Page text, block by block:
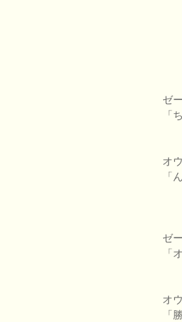
ゼ
「
オ
「
ゼ
「
オ
「